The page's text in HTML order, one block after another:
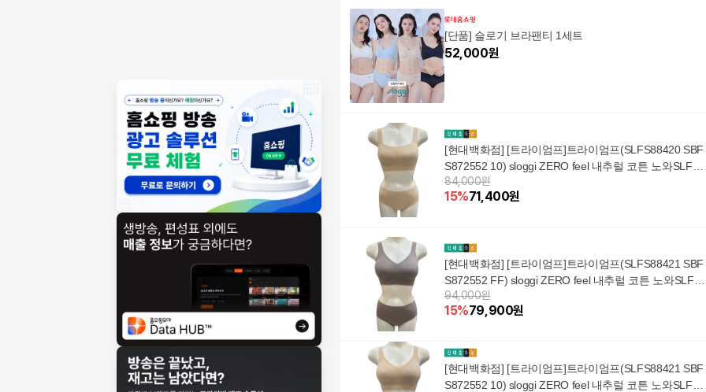
[단품] 슬로기 브라팬티 1세트
52,000원
[현대백화점] [트라이엄프]트라이엄프(SLFS88420 SBF
S872552 10) sloggi ZERO feel 내추럴 코튼 노와SLFS8
8420
84,000원
15%71,400원
[현대백화점] [트라이엄프]트라이엄프(SLFS88421 SBF
S872552 FF) sloggi ZERO feel 내추럴 코튼 노와SLFS8
8421
94,000원
15%79,900원
[현대백화점] [트라이엄프]트라이엄프(SLFS88421 SBF
S872552 10) sloggi ZERO feel 내추럴 코튼 노와SLFS8